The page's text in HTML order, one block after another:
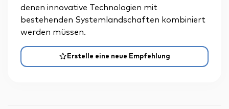
Erstelle eine neue Empfehlung
denen innovative Technologien mit
bestehenden Systemlandschaften kombiniert
werden müssen.